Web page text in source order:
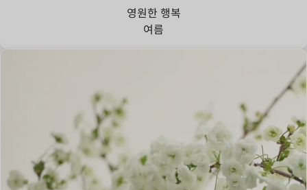
영원한 행복
여름